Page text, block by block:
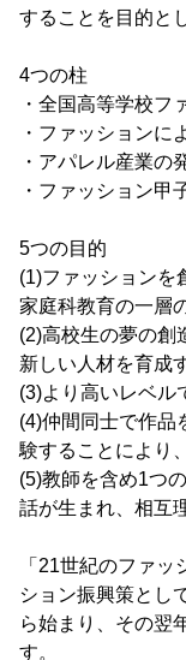
することを目的と
4つの柱
・全国高等学校フ
・ファッションに
・アパレル産業の
・ファッション甲
5つの目的
(1)ファッションを
家庭科教育の一層
(2)高校生の夢の創
新しい人材を育成
(3)より高いレベル
(4)仲間同士で作品
験することにより
(5)教師を含め1つ
話が生まれ、相互
「21世紀のファ
ション振興策とし
ら始まり、その翌
す。